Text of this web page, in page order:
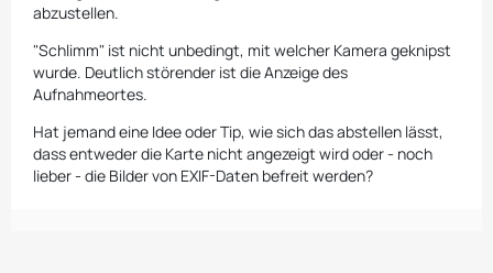
abzustellen.
"Schlimm" ist nicht unbedingt, mit welcher Kamera geknipst
wurde. Deutlich störender ist die Anzeige des
Aufnahmeortes.
Hat jemand eine Idee oder Tip, wie sich das abstellen lässt,
dass entweder die Karte nicht angezeigt wird oder - noch
lieber - die Bilder von EXIF-Daten befreit werden?